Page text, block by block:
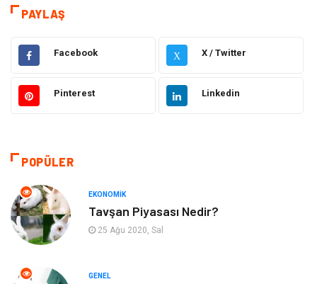
teknoloji
Hukuk Giyim
Elektronik Makine
Sağlıklı Yaşam
Otomotiv
Tatil
PAYLAŞ
Facebook X X / Twitter
Pinterest Linkedin
POPÜLER
EKONOMIK
Tavşan Piyasası Nedir?
25 Ağu 2020, Sal
GENEL